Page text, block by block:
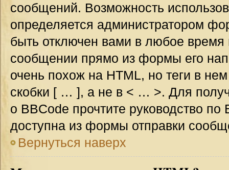
сообщений. Возможность
определяется администратором
быть отключен вами в любое
сообщении прямо из формы его
очень похож на HTML, но теги в
скобки [ … ], а не в < … >. Для
о BBCode прочтите руководство
доступна из формы отправки
Вернуться наверх